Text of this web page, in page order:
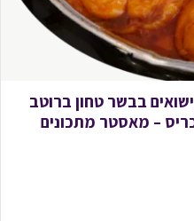
בבשר טחון ברוטב
– מאסטר מתכונים